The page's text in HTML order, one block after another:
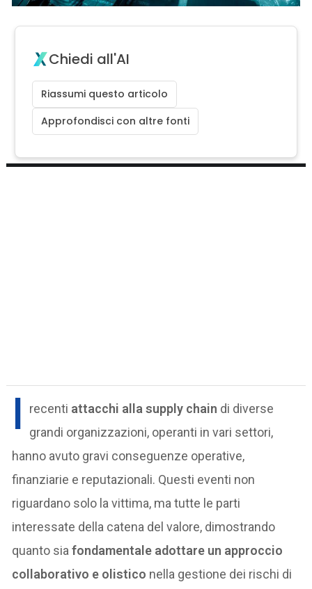
Chiedi all'AI
Riassumi questo articolo
Approfondisci con altre fonti
I recenti attacchi alla supply chain di diverse
grandi organizzazioni, operanti in vari settori,
hanno avuto gravi conseguenze operative,
finanziarie e reputazionali. Questi eventi non
riguardano solo la vittima, ma tutte le parti
interessate della catena del valore, dimostrando
quanto siafondamentale adottare un approccio
collaborativo e olistico nella gestione dei rischi di